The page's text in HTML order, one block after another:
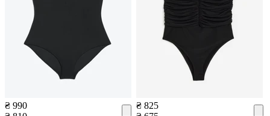
₴ 990
₴ 825